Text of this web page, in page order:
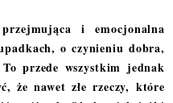
i emocjonalna
o czynieniu dobra,
przede wszystkim jednak
że nawet złe rzeczy, które